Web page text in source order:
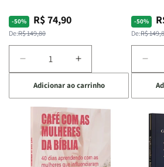
-50%
Preço
normal
De:R$ 149,80
Preço
promocional
R$ 74,90
Diminuir
a
quantidade
de
Bíblia
para
Estudo
da
Aumentar
a
quantidade
de
Bíblia
para
o
Estudo
da
Adicionar ao carrinho
-50%
Preço
De:R$
Preço
a
de
o
da